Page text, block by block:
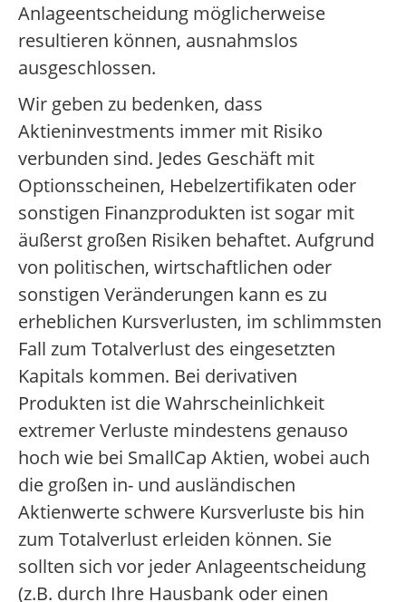
Anlageentscheidung möglicherweise
resultieren können, ausnahmslos
ausgeschlossen.
Wir geben zu bedenken, dass
Aktieninvestments immer mit Risiko
verbunden sind. Jedes Geschäft mit
Optionsscheinen, Hebelzertifikaten oder
sonstigen Finanzprodukten ist sogar mit
äußerst großen Risiken behaftet. Aufgrund
von politischen, wirtschaftlichen oder
sonstigen Veränderungen kann es zu
erheblichen Kursverlusten, im schlimmsten
Fall zum Totalverlust des eingesetzten
Kapitals kommen. Bei derivativen
Produkten ist die Wahrscheinlichkeit
extremer Verluste mindestens genauso
hoch wie bei SmallCap Aktien, wobei auch
die großen in- und ausländischen
Aktienwerte schwere Kursverluste bis hin
zum Totalverlust erleiden können. Sie
sollten sich vor jeder Anlageentscheidung
(z.B. durch Ihre Hausbank oder einen